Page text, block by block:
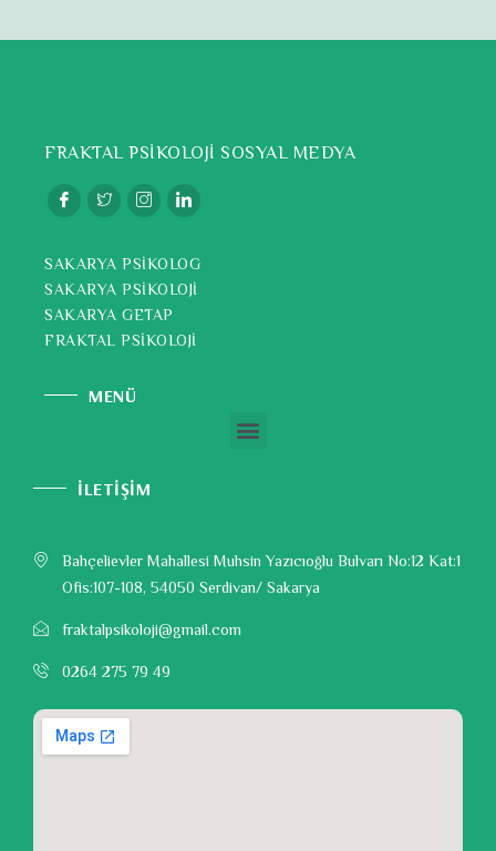
FRAKTAL PSİKOLOJİ SOSYAL MEDYA
SAKARYA PSİKOLOG
SAKARYA PSİKOLOJİ
SAKARYA GETAP
FRAKTAL PSİKOLOJİ
MENÜ
İLETİŞİM
Bahçelievler Mahallesi Muhsin Yazıcıoğlu Bulvarı No:12 Kat:1
Ofis:107-108, 54050 Serdivan/ Sakarya
fraktalpsikoloji@gmail.com
0264 275 79 49